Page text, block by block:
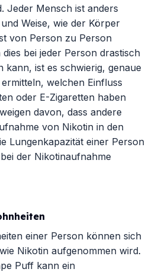
Jeder Mensch ist anders
Weise, wie der Körper
von Person zu Person
bei jeder Person drastisch
kann, ist es schwierig, genaue
welchen Einfluss
oder E-Zigaretten haben
davon, dass andere
von Nikotin in den
Lungenkapazität einer Person
der Nikotinaufnahme
einer Person können sich
Nikotin aufgenommen wird.
Puff kann ein